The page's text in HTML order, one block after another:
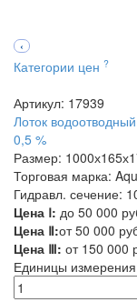
‹
Категории цен ?
Артикул: 17939
Лоток
0,5 %
Размер:
Торговая марка:
Гидравл. сечение:
Цена Ⅰ: до 50 000
Цена Ⅱ:от 50 000
Цена Ⅲ: от 150 000
Единицы